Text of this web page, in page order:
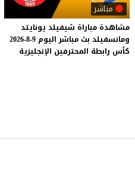
مباشر
مشاهدة مباراة شيفيلد يونايتد
ومانسفيلد بث مباشر اليوم 9-8-2026
كأس رابطة المحترفين الإنجليزية